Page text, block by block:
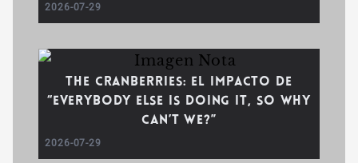
2026-07-29
The Cranberries: El impacto de
“Everybody Else Is Doing It, So Why
Can’t We?”
2026-07-29